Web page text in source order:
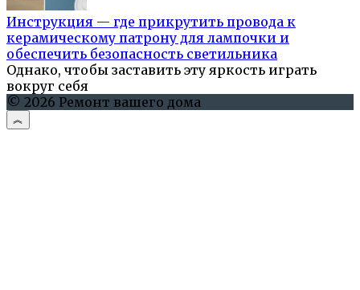
Инструкция — где прикрутить провода к
керамическому патрону для лампочки и
обеспечить безопасность светильника
Однако, чтобы заставить эту яркость играть
вокруг себя
© 2026 Ремонт вашего дома